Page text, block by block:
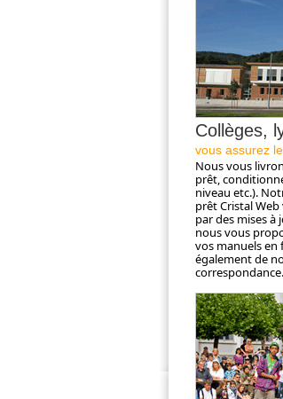
Collèges,
vous assurez
Nous vous
prêt,
niveau etc.).
prêt Cristal
par des mises à
nous vous
vos manuels en
également de
correspondance.